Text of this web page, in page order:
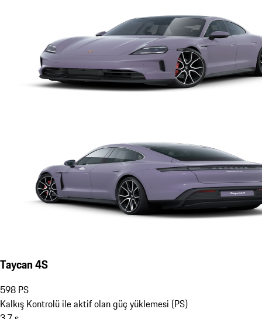
Taycan 4S
598 PS
Kalkış Kontrolü ile aktif olan güç yüklemesi (PS)